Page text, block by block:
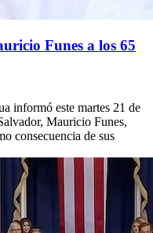
Funes a los 65
informó este martes 21 de
Mauricio Funes,
consecuencia de sus